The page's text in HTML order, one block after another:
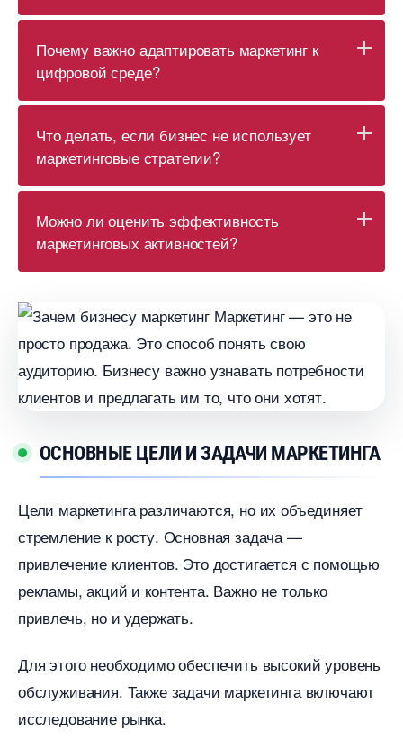
Почему важно адаптировать маркетинг к
цифровой среде?
Что делать, если бизнес не использует
маркетинговые стратегии?
Можно ли оценить эффективность
маркетинговых активностей?
ОСНОВНЫЕ ЦЕЛИ И ЗАДАЧИ МАРКЕТИНГА
Цели маркетинга различаются, но их объединяет
стремление к росту. Основная задача —
привлечение клиентов. Это достигается с помощью
рекламы, акций и контента. Важно не только
привлечь, но и удержать.
Для этого необходимо обеспечить высокий уровень
обслуживания. Также задачи маркетинга включают
исследование рынка.